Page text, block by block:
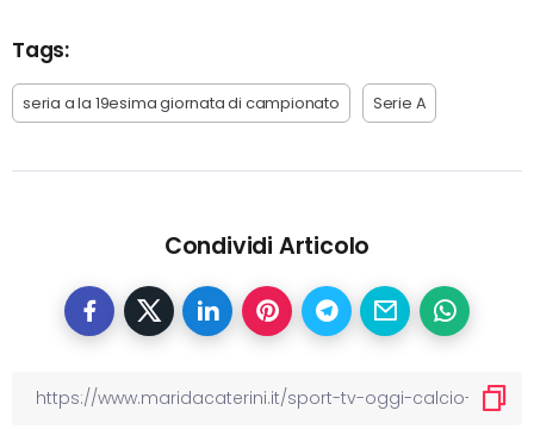
Tags:
seria a la 19esima giornata di campionato Serie A
Condividi Articolo